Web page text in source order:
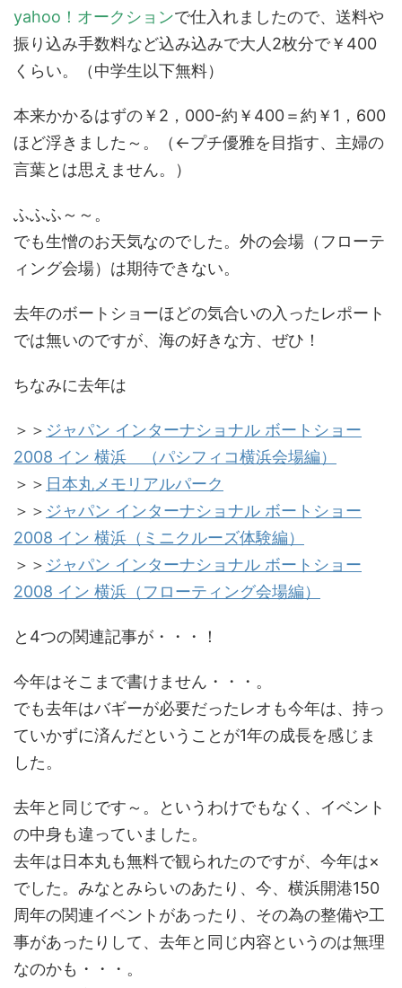
yahoo！オークションで仕入れましたので、送料や
振り込み手数料など込み込みで大人2枚分で￥400
くらい。（中学生以下無料）
本来かかるはずの￥2，000-約￥400＝約￥1，600
ほど浮きました～。（←プチ優雅を目指す、主婦の
言葉とは思えません。）
ふふふ～～。
でも生憎のお天気なのでした。外の会場（フローテ
ィング会場）は期待できない。
去年のボートショーほどの気合いの入ったレポート
では無いのですが、海の好きな方、ぜひ！
ちなみに去年は
＞＞ ジャパン インターナショナル ボートショー
2008 イン 横浜 （パシフィコ横浜会場編）
＞＞ 日本丸メモリアルパーク
＞＞ ジャパン インターナショナル ボートショー
2008 イン 横浜（ミニクルーズ体験編）
＞＞ ジャパン インターナショナル ボートショー
2008 イン 横浜（フローティング会場編）
と4つの関連記事が・・・！
今年はそこまで書けません・・・。
でも去年はバギーが必要だったレオも今年は、持っ
ていかずに済んだということが1年の成長を感じま
した。
去年と同じです～。というわけでもなく、イベント
の中身も違っていました。
去年は日本丸も無料で観られたのですが、今年は×
でした。みなとみらいのあたり、今、横浜開港150
周年の関連イベントがあったり、その為の整備や工
事があったりして、去年と同じ内容というのは無理
なのかも・・・。